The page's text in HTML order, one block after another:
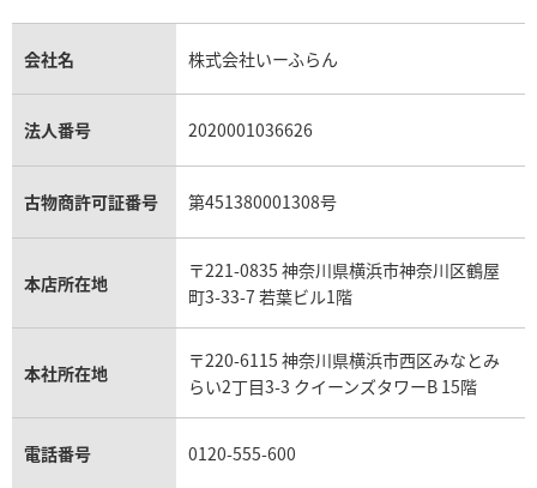
金貨買取
貴金属買取
銀・シルバー買取
パラジウム買取
トパーズ買取
タンザナイト買取
キャッツアイ買取
アクアマリン買取
パテック フィリップノーチラス買取
ヴァシュロン・コンスタンタン買取
オメガ買取
カルティエ買取
フランク ミュラー買取
リシャール・ミル買取
パネライ買取
チューダー（チュードル）買取
シャネル マトラッセ買取
セリーヌ買取
プラダ買取
ショーメ買取
ダミアーニ買取
モーブッサン買取
会社名 株式会社いーふらん
法人番号 2020001036626
古物商許可証番号 第451380001308号
本店所在地
〒221-0835 神奈川県横浜市神奈川区鶴屋
町3-33-7 若葉ビル1階
本社所在地
〒220-6115 神奈川県横浜市西区みなとみ
らい2丁目3-3 クイーンズタワーB 15階
電話番号 0120-555-600